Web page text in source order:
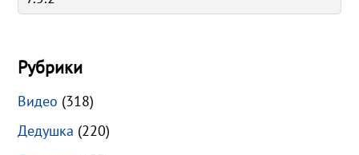
Рубрики
Видео (318)
Дедушка (220)